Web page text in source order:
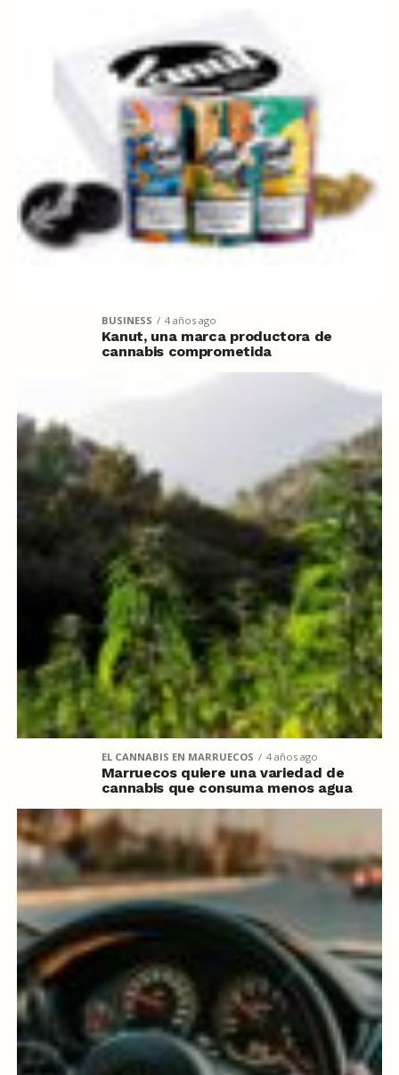
BUSINESS 4 años ago
Kanut, una marca productora de
cannabis comprometida
EL CANNABIS EN MARRUECOS 4 años ago
Marruecos quiere una variedad de
cannabis que consuma menos agua